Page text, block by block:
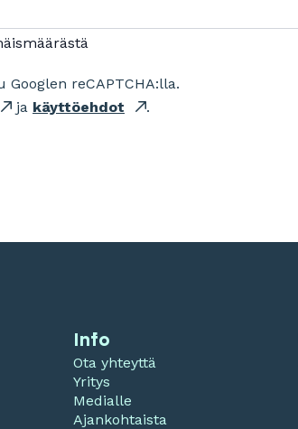
reCAPTCHA:lla.
ja käyttöehdot .
Info
Ota yhteyttä
Yritys
Medialle
Ajankohtaista